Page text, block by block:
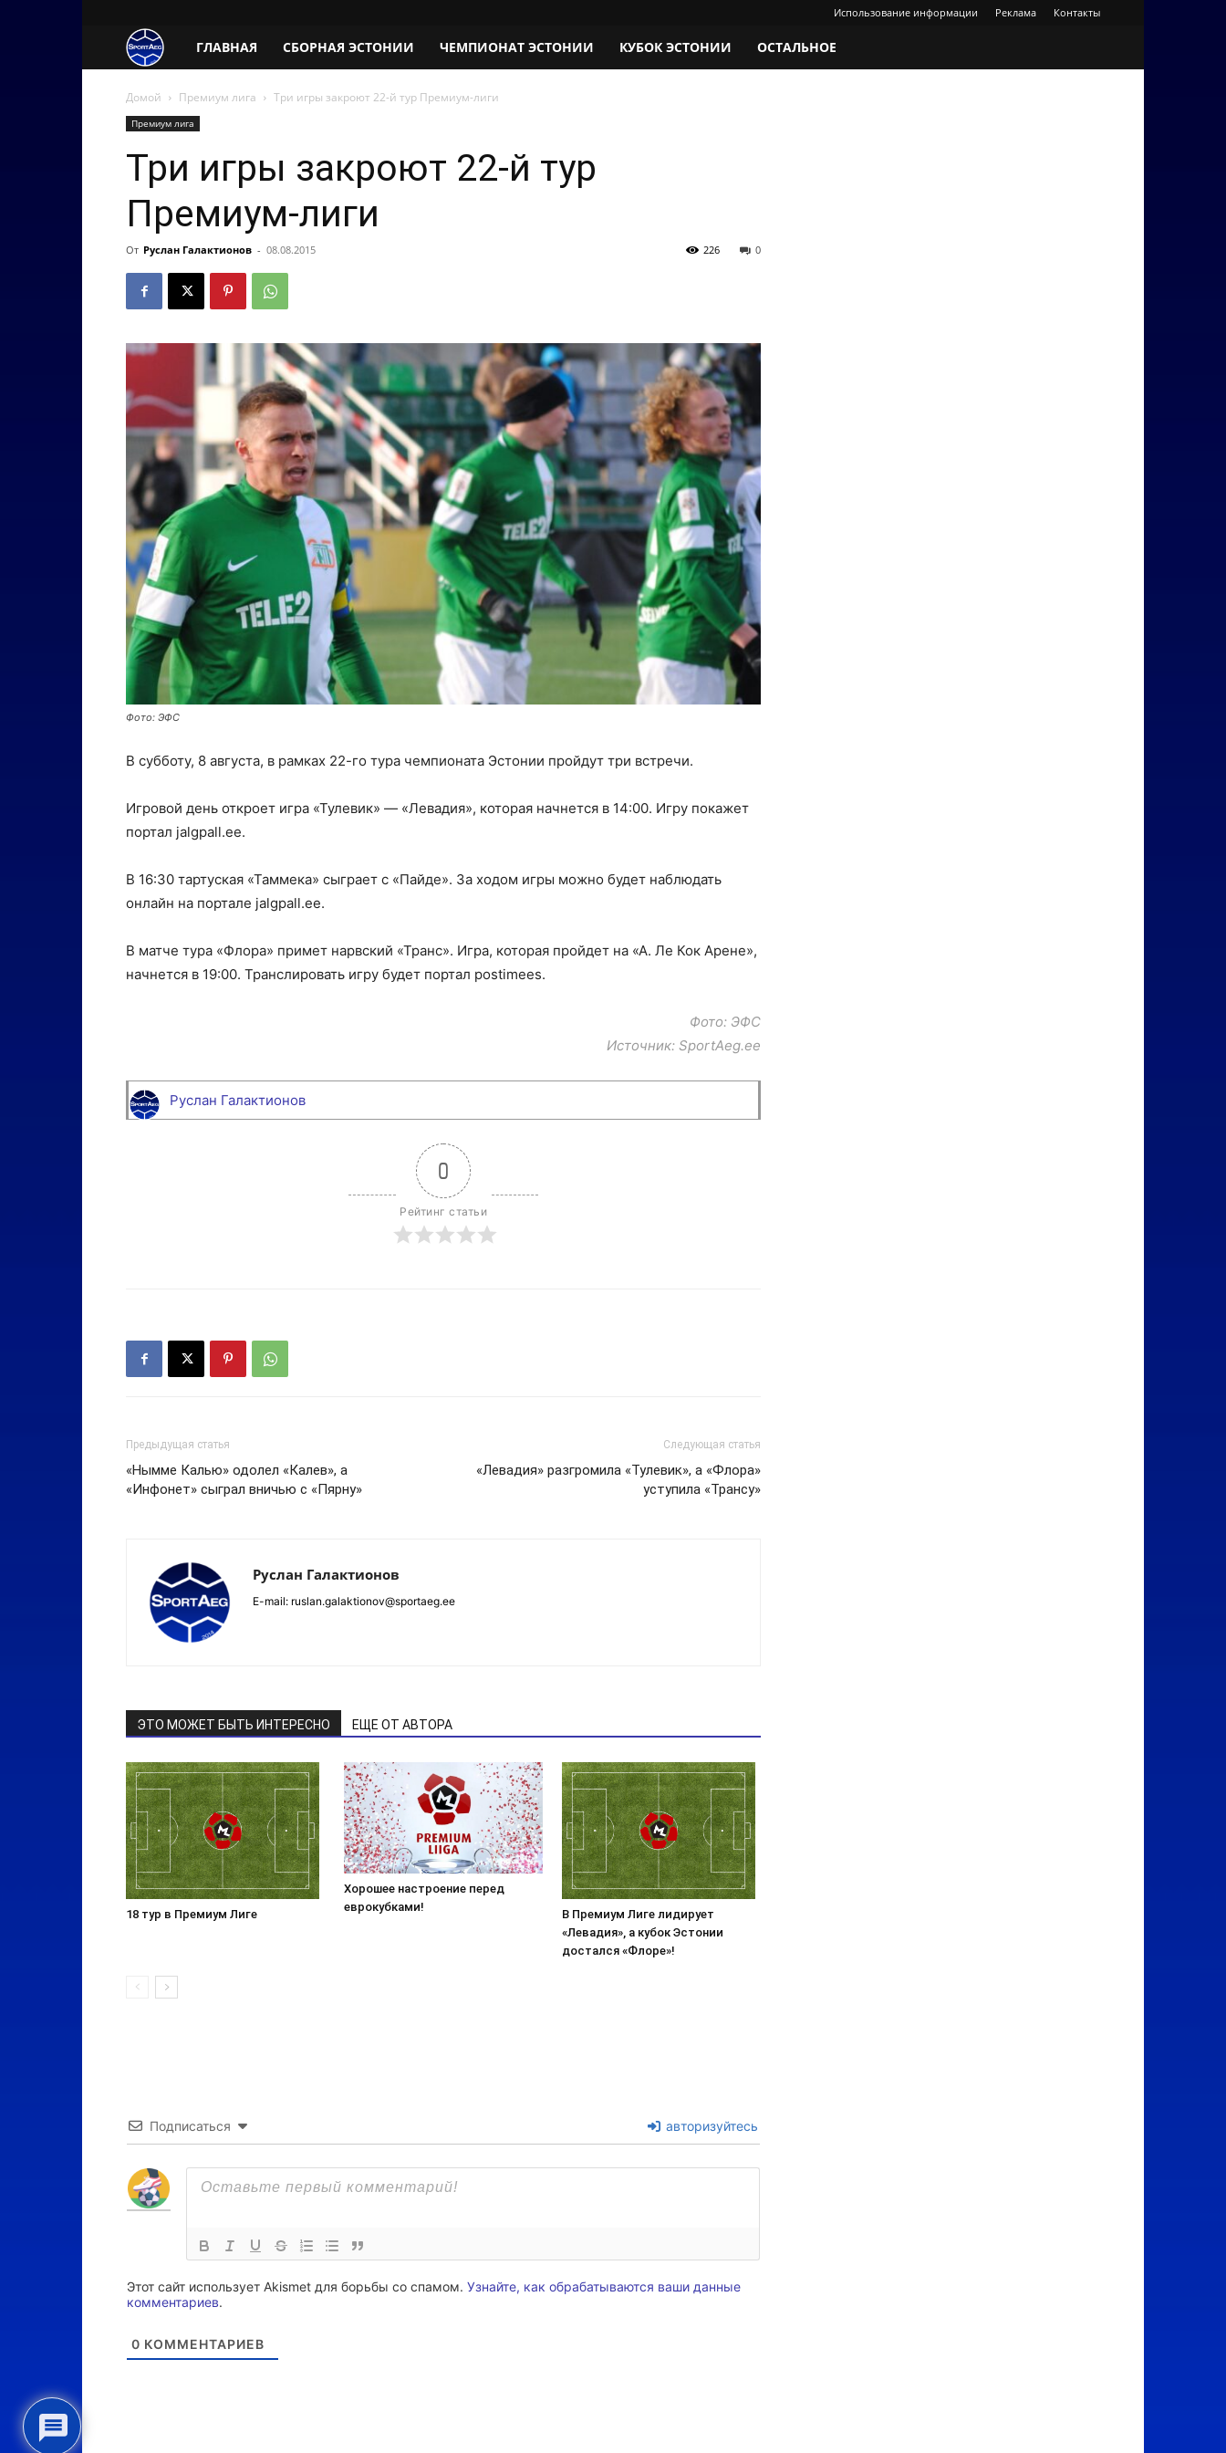
Использование информации Реклама Контакты
SportAeg.EE
ГЛАВНАЯ СБОРНАЯ ЭСТОНИИ ЧЕМПИОНАТ ЭСТОНИИ КУБОК ЭСТОНИИ ОСТАЛЬНОЕ
Домой Премиум лига Три игры закроют 22-й тур Премиум-лиги
Премиум лига
Три игры закроют 22-й тур
Премиум-лиги
От Руслан Галактионов - 08.08.2015 0
226
Фото: ЭФС
В субботу, 8 августа, в рамках 22-го тура чемпионата Эстонии пройдут три встречи.
Игровой день откроет игра «Тулевик» — «Левадия», которая начнется в 14:00. Игру покажет
портал jalgpall.ee.
В 16:30 тартуская «Таммека» сыграет с «Пайде». За ходом игры можно будет наблюдать
онлайн на портале jalgpall.ee.
В матче тура «Флора» примет нарвский «Транс». Игра, которая пройдет на «А. Ле Кок Арене»,
начнется в 19:00. Транслировать игру будет портал postimees.
Фото: ЭФС
Источник: SportAeg.ee
Руслан Галактионов
0
Рейтинг статьи
Предыдущая статья
«Нымме Калью» одолел «Калев», а
«Инфонет» сыграл вничью с «Пярну»
Следующая статья
«Левадия» разгромила «Тулевик», а «Флора»
уступила «Трансу»
Руслан Галактионов
E-mail: ruslan.galaktionov@sportaeg.ee
ЭТО МОЖЕТ БЫТЬ ИНТЕРЕСНО ЕЩЕ ОТ АВТОРА
18 тур в Премиум Лиге
Хорошее настроение перед
еврокубками!
В Премиум Лиге лидирует
«Левадия», а кубок Эстонии
достался «Флоре»!
Подписаться авторизуйтесь
Этот сайт использует Akismet для борьбы со спамом. Узнайте, как обрабатываются ваши данные
комментариев.
0 КОММЕНТАРИЕВ